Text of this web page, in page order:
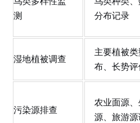
测
分布记录
湿地植被调查
主要植被
布、长势
污染源排查
农业面源
源、旅游源